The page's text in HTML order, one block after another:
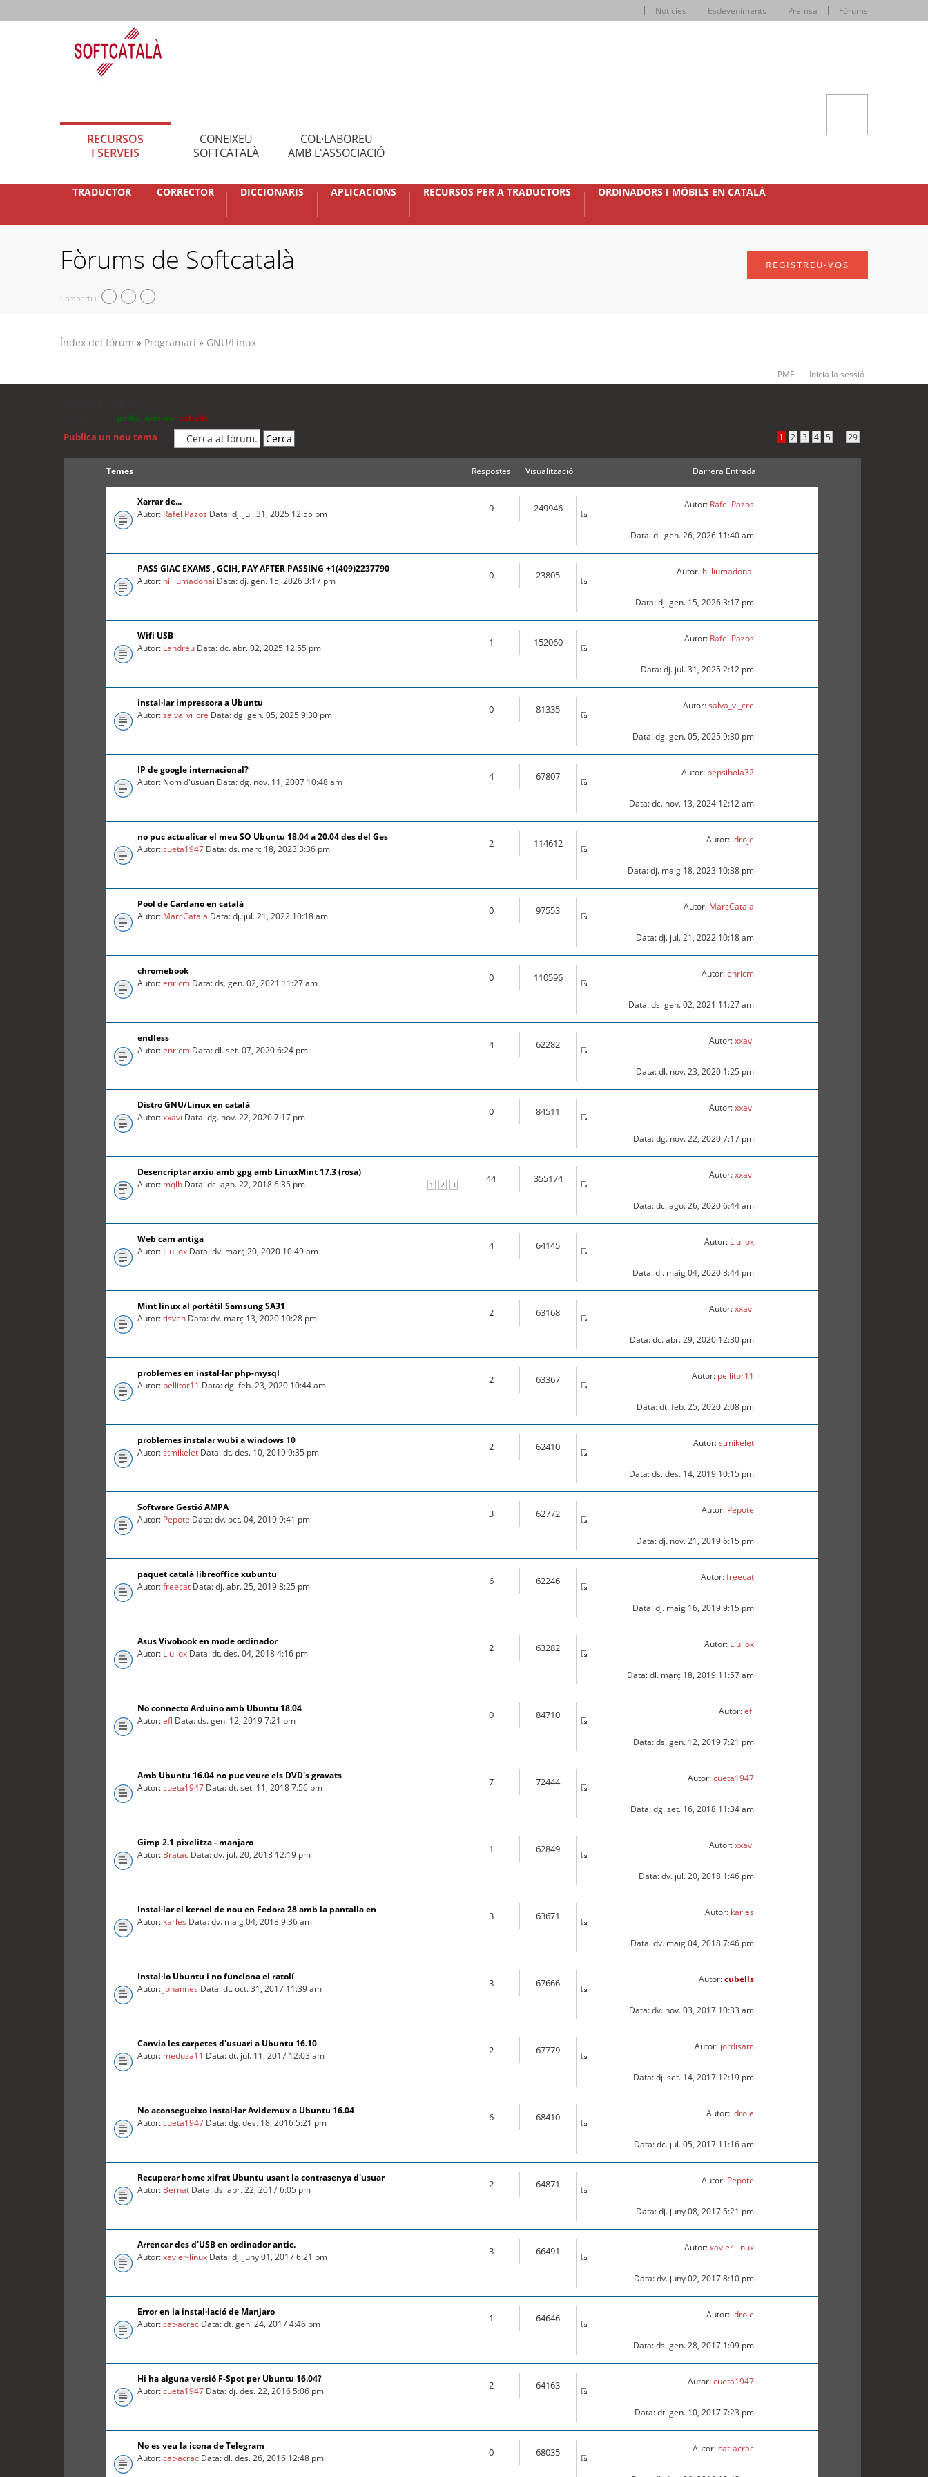
Notícies Esdeveniments Premsa Fòrums
RECURSOS
I SERVEIS
CONEIXEU
SOFTCATALÀ
COL·LABOREU
AMB L'ASSOCIACIÓ
TRADUCTOR CORRECTOR DICCIONARIS APLICACIONS RECURSOS PER A TRADUCTORS ORDINADORS I MÒBILS EN CATALÀ
Fòrums de Softcatalà
Compartiu
REGISTREU-VOS
Índex del fòrum » Programari » GNU/Linux
PMF Inicia la sessió
jordis Andreu cubells
Publica un nou tema 1 2 3 4 5 29
Temes Respostes Visualització Darrera Entrada
Xarrar de...
Autor: Rafel Pazos Data: dj. jul. 31, 2025 12:55 pm 9 249946 Autor: Rafel Pazos
Data: dl. gen. 26, 2026 11:40 am
PASS GIAC EXAMS , GCIH, PAY AFTER PASSING +1(409)2237790
Autor: hilliumadonai Data: dj. gen. 15, 2026 3:17 pm 0 23805 Autor: hilliumadonai
Data: dj. gen. 15, 2026 3:17 pm
Wifi USB
Autor: Landreu Data: dc. abr. 02, 2025 12:55 pm 1 152060 Autor: Rafel Pazos
Data: dj. jul. 31, 2025 2:12 pm
instal·lar impressora a Ubuntu
Autor:salva_vi_cre Data: dg. gen. 05, 2025 9:30 pm 0 81335 Autor:salva_vi_cre
Data: dg. gen. 05, 2025 9:30 pm
IP de google internacional?
Autor: Nom d'usuari Data: dg. nov. 11, 2007 10:48 am
4 67807 Autor: pepsihola32
Data: dc. nov. 13, 2024 12:12 am
no puc actualitar el meu SO Ubuntu 18.04 a 20.04 des del Ges
Autor:cueta1947 Data: ds. març 18, 2023 3:36 pm 2 114612 Autor: idroje
Data: dj. maig 18, 2023 10:38 pm
Pool de Cardano en català
Autor: MarcCatala Data: dj. jul. 21, 2022 10:18 am 0 97553 Autor: MarcCatala
Data: dj. jul. 21, 2022 10:18 am
chromebook
Autor:enricm Data: ds. gen. 02, 2021 11:27 am 0 110596 Autor:enricm
Data: ds. gen. 02, 2021 11:27 am
endless
Autor:enricm Data: dl. set. 07, 2020 6:24 pm 4 62282 Autor:xxavi
Data: dl. nov. 23, 2020 1:25 pm
Distro GNU/Linux en català
Autor:xxavi Data: dg. nov. 22, 2020 7:17 pm 0 84511 Autor:xxavi
Data: dg. nov. 22, 2020 7:17 pm
Desencriptar arxiu amb gpg amb LinuxMint 17.3 (rosa)
1 2 3
Autor: mqlb Data: dc. ago. 22, 2018 6:35 pm 44 355174 Autor:xxavi
Data: dc. ago. 26, 2020 6:44 am
Web cam antiga
Autor: Llullox Data: dv. març 20, 2020 10:49 am 4 64145 Autor: Llullox
Data: dl. maig 04, 2020 3:44 pm
Mint linux al portàtil Samsung SA31
Autor:tisveh Data: dv. març 13, 2020 10:28 pm 2 63168 Autor:xxavi
Data: dc. abr. 29, 2020 12:30 pm
problemes en instal·lar php-mysql
Autor: pellitor11 Data: dg. feb. 23, 2020 10:44 am 2 63367 Autor: pellitor11
Data: dt. feb. 25, 2020 2:08 pm
problemes instalar wubi a windows 10
Autor:stmikelet Data: dt. des. 10, 2019 9:35 pm 2 62410 Autor:stmikelet
Data: ds. des. 14, 2019 10:15 pm
Software Gestió AMPA
Autor: Pepote Data: dv. oct. 04, 2019 9:41 pm 3 62772 Autor: Pepote
Data: dj. nov. 21, 2019 6:15 pm
paquet català libreoffice xubuntu
Autor:freecat Data: dj. abr. 25, 2019 8:25 pm 6 62246 Autor:freecat
Data: dj. maig 16, 2019 9:15 pm
Asus Vivobook en mode ordinador
Autor: Llullox Data: dt. des. 04, 2018 4:16 pm 2 63282 Autor: Llullox
Data: dl. març 18, 2019 11:57 am
No connecto Arduino amb Ubuntu 18.04
Autor:efl Data: ds. gen. 12, 2019 7:21 pm 0 84710 Autor:efl
Data: ds. gen. 12, 2019 7:21 pm
Amb Ubuntu 16.04 no puc veure els DVD's gravats
Autor:cueta1947 Data: dt. set. 11, 2018 7:56 pm 7 72444 Autor:cueta1947
Data: dg. set. 16, 2018 11:34 am
Gimp 2.1 pixelitza - manjaro
Autor: Bratac Data: dv. jul. 20, 2018 12:19 pm 1 62849 Autor:xxavi
Data: dv. jul. 20, 2018 1:46 pm
Instal·lar el kernel de nou en Fedora 28 amb la pantalla en
Autor: karles Data: dv. maig 04, 2018 9:36 am 3 63671 Autor: karles
Data: dv. maig 04, 2018 7:46 pm
Instal·lo Ubuntu i no funciona el ratolí
Autor: johannes Data: dt. oct. 31, 2017 11:39 am 3 67666 Autor:cubells
Data: dv. nov. 03, 2017 10:33 am
Canvia les carpetes d'usuari a Ubuntu 16.10
Autor: meduza11 Data: dt. jul. 11, 2017 12:03 am 2 67779 Autor: jordisam
Data: dj. set. 14, 2017 12:19 pm
No aconsegueixo instal·lar Avidemux a Ubuntu 16.04
Autor:cueta1947 Data: dg. des. 18, 2016 5:21 pm 6 68410 Autor: idroje
Data: dc. jul. 05, 2017 11:16 am
Recuperar home xifrat Ubuntu usant la contrasenya d'usuar
Autor: Bernat Data: ds. abr. 22, 2017 6:05 pm 2 64871 Autor: Pepote
Data: dj. juny 08, 2017 5:21 pm
Arrencar des d'USB en ordinador antic.
Autor:xavier-linux Data: dj. juny 01, 2017 6:21 pm 3 66491 Autor:xavier-linux
Data: dv. juny 02, 2017 8:10 pm
Error en la instal·lació de Manjaro
Autor:cat-acrac Data: dt. gen. 24, 2017 4:46 pm 1 64646 Autor: idroje
Data: ds. gen. 28, 2017 1:09 pm
Hi ha alguna versió F-Spot per Ubuntu 16.04?
Autor:cueta1947 Data: dj. des. 22, 2016 5:06 pm 2 64163 Autor:cueta1947
Data: dt. gen. 10, 2017 7:23 pm
No es veu la icona de Telegram
Autor:cat-acrac Data: dl. des. 26, 2016 12:48 pm 0 68035 Autor:cat-acrac